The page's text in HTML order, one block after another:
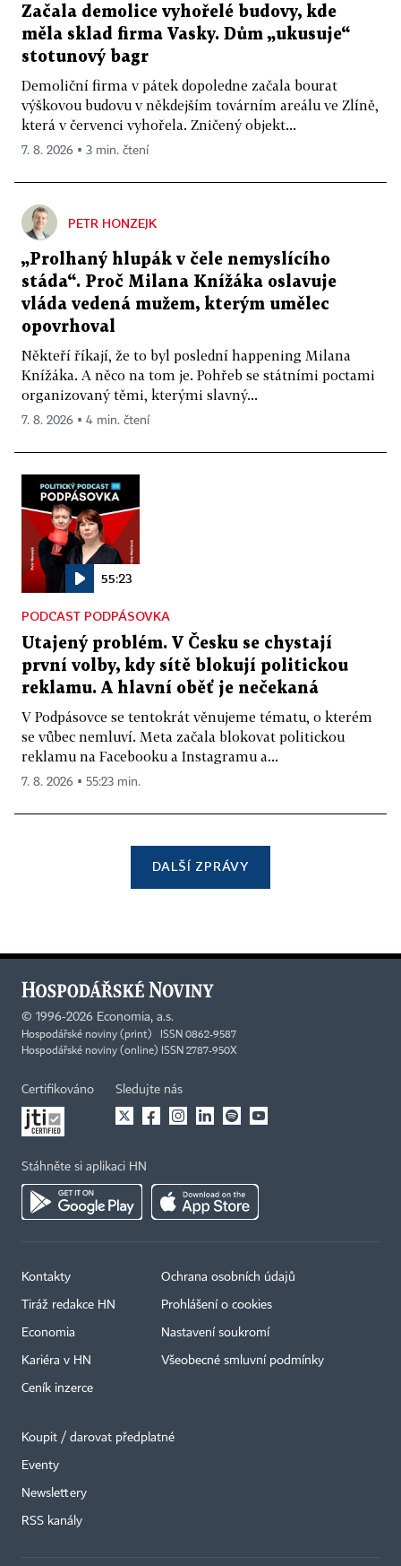
Začala demolice vyhořelé budovy, kde
měla sklad firma Vasky. Dům „ukusuje“
stotunový bagr
Demoliční firma v pátek dopoledne začala bourat
výškovou budovu v někdejším továrním areálu ve Zlíně,
která v červenci vyhořela. Zničený objekt...
7. 8. 2026 ▪ 3 min. čtení
PETR HONZEJK
„Prolhaný hlupák v čele nemyslícího
stáda“. Proč Milana Knížáka oslavuje
vláda vedená mužem, kterým umělec
opovrhoval
Někteří říkají, že to byl poslední happening Milana
Knížáka. A něco na tom je. Pohřeb se státními poctami
organizovaný těmi, kterými slavný...
7. 8. 2026 ▪ 4 min. čtení
55:23
PODCAST PODPÁSOVKA
Utajený problém. V Česku se chystají
první volby, kdy sítě blokují politickou
reklamu. A hlavní oběť je nečekaná
V Podpásovce se tentokrát věnujeme tématu, o kterém
se vůbec nemluví. Meta začala blokovat politickou
reklamu na Facebooku a Instagramu a...
7. 8. 2026 ▪ 55:23 min.
DALŠÍ ZPRÁVY
© 1996-2026 Economia, a.s.
Hospodářské noviny (print) ISSN 0862-9587
Hospodářské noviny (online) ISSN 2787-950X
Certifikováno Sledujte nás
Stáhněte si aplikaci HN
Kontakty
Tiráž redakce HN
Economia
Kariéra v HN
Ceník inzerce
Ochrana osobních údajů
Prohlášení o cookies
Nastavení soukromí
Všeobecné smluvní podmínky
Koupit / darovat předplatné
Eventy
Newslettery
RSS kanály